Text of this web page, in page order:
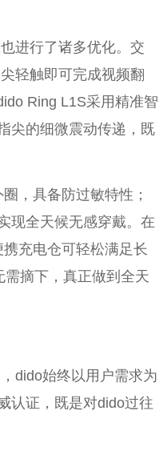
进行了诸多优化。交
轻触即可完成视频翻
Ring L1S采用精准智
尖的细微震动传递，既
圈，具备防过敏特性 ；
现全天候无感穿戴。在
充电仓可轻松满足长
摘下，真正做到全天
dido始终以用户需求为
认证，既是对dido过往